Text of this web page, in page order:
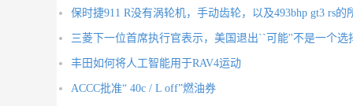
保时捷911 R没有涡轮机，手动齿轮，以及493bhp gt3 rs的
三菱下一位首席执行官表示，美国退出``可能''不是一个选
丰田如何将人工智能用于RAV4运动
ACCC批准“ 40c / L off”燃油券